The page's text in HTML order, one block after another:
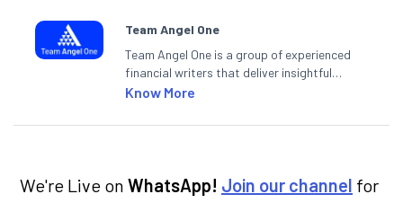
Team Angel One
Team Angel One is a group of experienced
financial writers that deliver insightful
articles on the stock market, IPO, economy,
categories.
Know More
We're Live on WhatsApp! Join our channel for